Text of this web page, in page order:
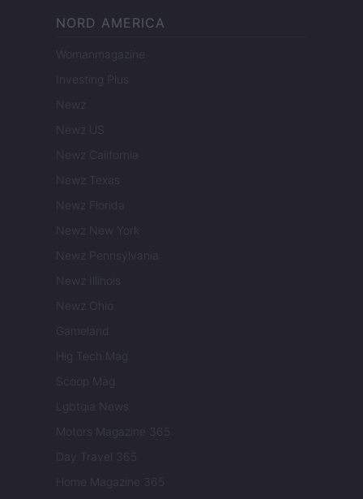
NORD AMERICA
Womanmagazine
Investing Plus
Newz
Newz US
Newz California
Newz Texas
Newz Florida
Newz New York
Newz Pennsylvania
Newz Illinois
Newz Ohio
Gameland
Hig Tech Mag
Scoop Mag
Lgbtqia News
Motors Magazine 365
Day Travel 365
Home Magazine 365